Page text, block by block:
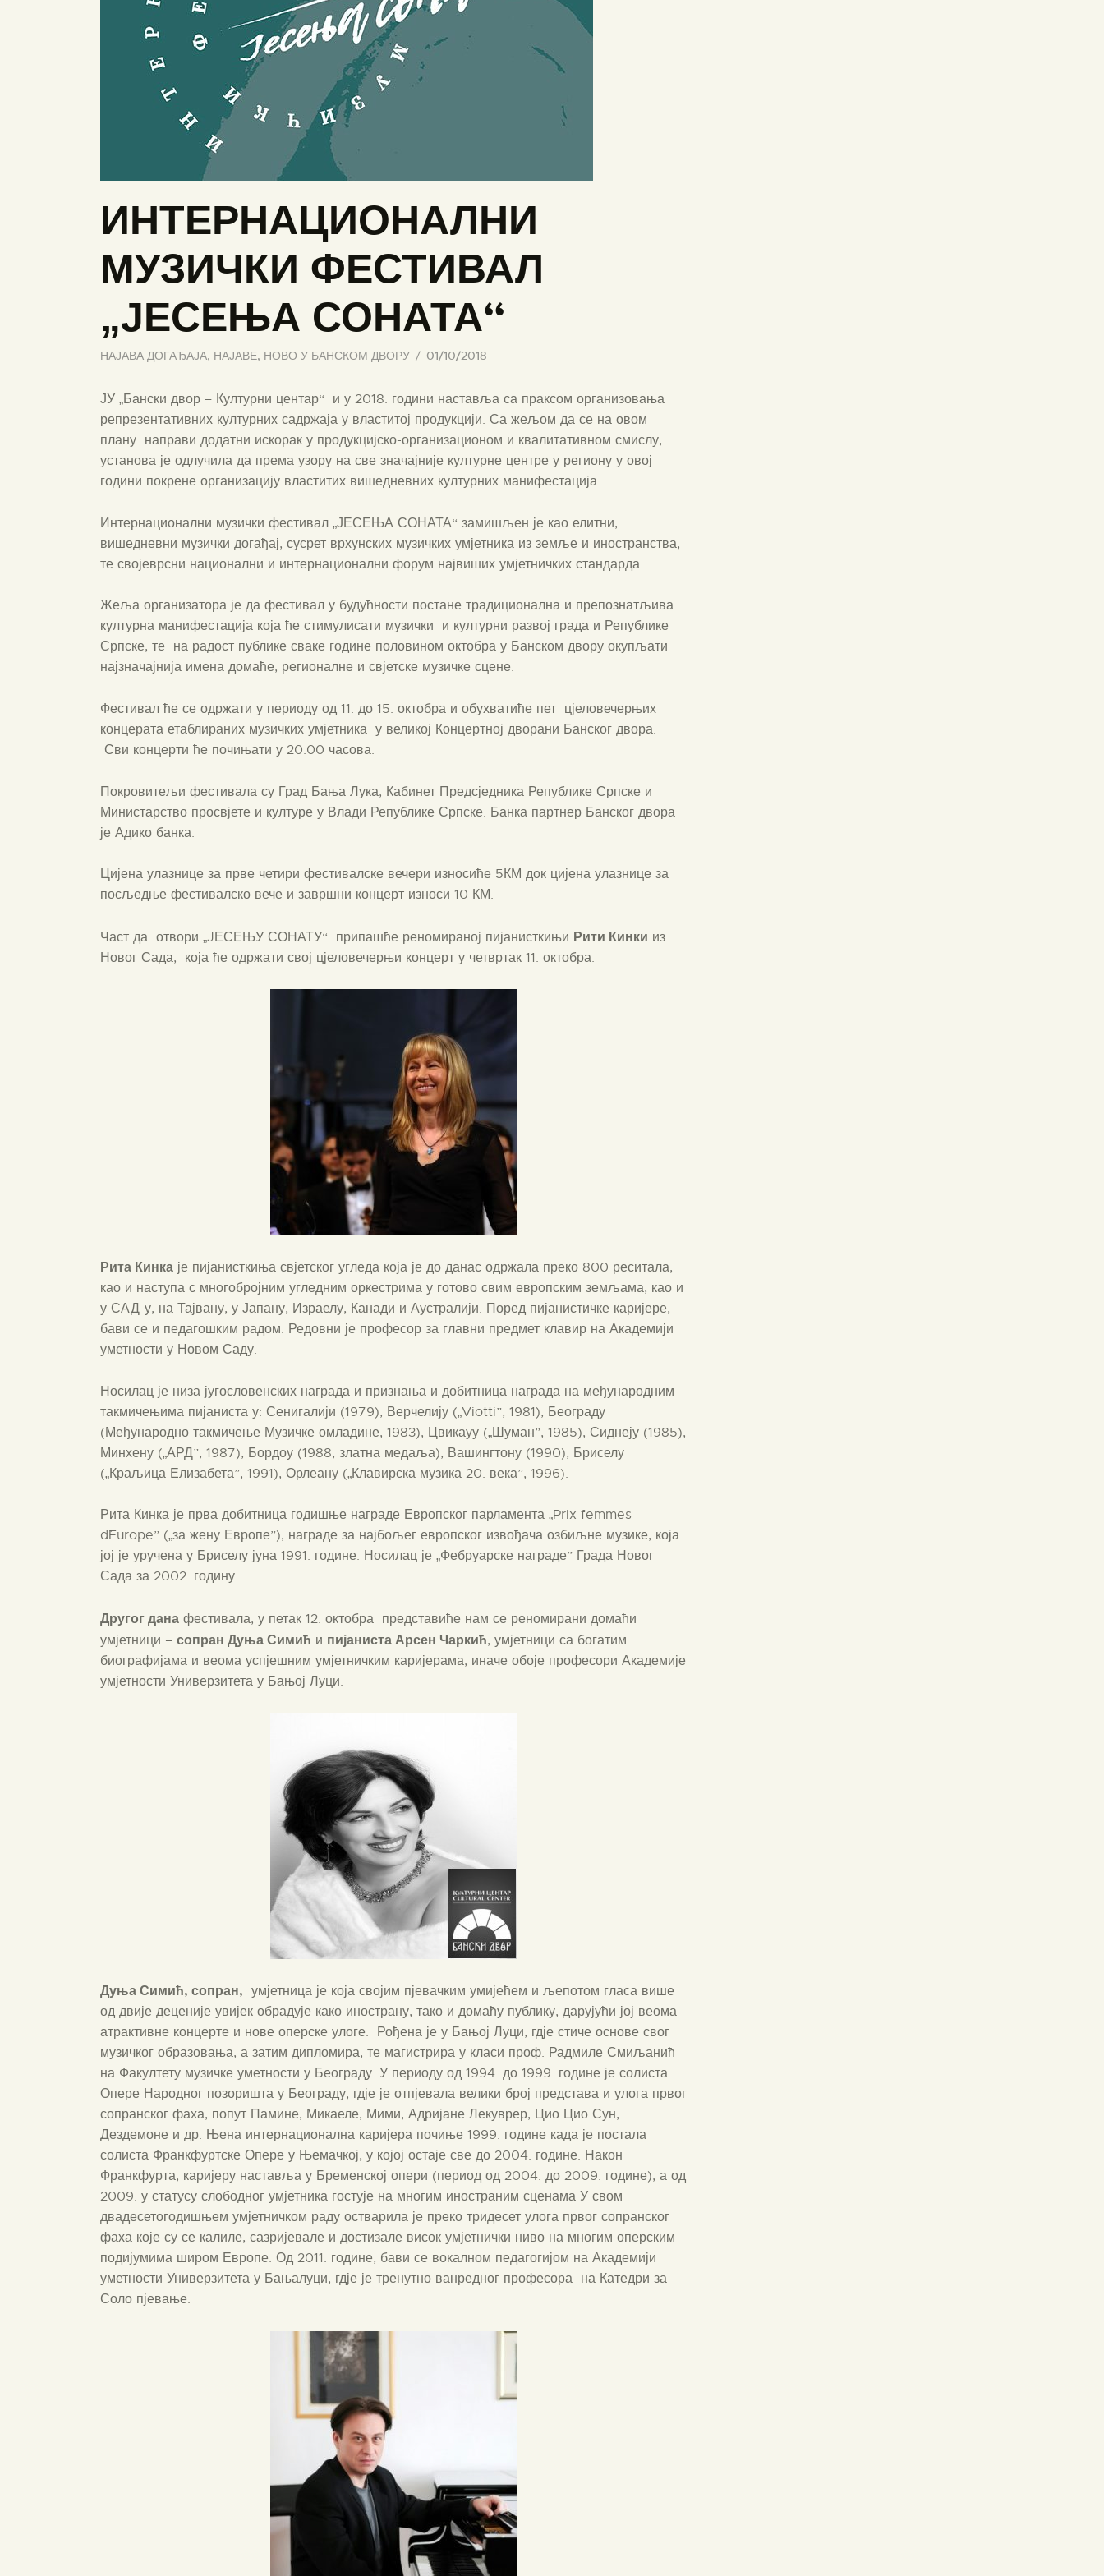
ИНТЕРНАЦИОНАЛНИ
МУЗИЧКИ ФЕСТИВАЛ
„ЈЕСЕЊА СОНАТА“
НАЈАВА ДОГАЂАЈА, НАЈАВЕ, НОВО У БАНСКОМ ДВОРУ 01/10/2018
ЈУ „Бански двор – Културни центар“ и у 2018. години наставља са праксом организовања
репрезентативних културних садржаја у властитој продукцији. Са жељом да се на овом
плану направи додатни искорак у продукцијско-организационом и квалитативном смислу,
установа је одлучила да према узору на све значајније културне центре у региону у овој
години покрене организацију властитих вишедневних културних манифестација.
Интернационални музички фестивал „ЈЕСЕЊА СОНАТА“ замишљен је као елитни,
вишедневни музички догађај, сусрет врхунских музичких умјетника из земље и иностранства,
те својеврсни национални и интернационални форум највиших умјетничких стандарда.
Жеља организатора је да фестивал у будућности постане традиционална и препознатљива
културна манифестација која ће стимулисати музички и културни развој града и Републике
Српске, те на радост публике сваке године половином октобра у Банском двору окупљати
најзначајнија имена домаће, регионалне и свјетске музичке сцене.
Фестивал ће се одржати у периоду од 11. до 15. октобра и обухватиће пет цјеловечерњих
концерата етаблираних музичких умјетника у великој Концертној дворани Банског двора.
Сви концерти ће почињати у 20.00 часова.
Покровитељи фестивала су Град Бања Лука, Кабинет Предсједника Републике Српске и
Министарство просвјете и културе у Влади Републике Српске. Банка партнер Банског двора
је Адико банка.
Цијена улазнице за прве четири фестивалске вечери износиће 5КМ док цијена улазнице за
посљедње фестивалско вече и завршни концерт износи 10 КМ.
Част да отвори „JЕСЕЊУ СОНАТУ“ припашће реномираноj пијанисткињи Рити Кинки из
Новог Сада, која ће одржати свој цјеловечерњи концерт у четвртак 11. октобра.
Рита Кинка је пијанисткиња свјетског угледа која је до данас одржала преко 800 реситала,
као и наступа с многобројним угледним оркестрима у готово свим европским земљама, као и
у САД-у, на Тајвану, у Јапану, Израелу, Канади и Аустралији. Поред пијанистичке каријере,
бави се и педагошким радом. Редовни је професор за главни предмет клавир на Академији
уметности у Новом Саду.
Носилац је низа југословенских награда и признања и добитница награда на међународним
такмичењима пијаниста у: Сенигалији (1979), Верчелију („Viotti”, 1981), Београду
(Међународно такмичење Музичке омладине, 1983), Цвикауу („Шуман”, 1985), Сиднеју (1985),
Минхену („АРД”, 1987), Бордоу (1988, златна медаља), Вашингтону (1990), Бриселу
(„Краљица Елизабета”, 1991), Орлеану („Клавирска музика 20. века”, 1996).
Рита Кинка је прва добитница годишње награде Европског парламента „Prix femmes
d`Europe” („за жену Европе”), награде за најбољег европског извођача озбиљне музике, која
јој је уручена у Бриселу јуна 1991. године. Носилац је „Фебруарске награде” Града Новог
Сада за 2002. годину.
Другог дана фестивала, у петак 12. октобра представиће нам се реномирани домаћи
умјетници – сопран Дуња Симић и пијаниста Арсен Чаркић, умјетници са богатим
биографијама и веома успјешним умјетничким каријерама, иначе обоје професори Академије
умјетности Универзитета у Бањој Луци.
Дуња Симић, сопран, умјетница је која својим пјевачким умијећем и љепотом гласа више
од двије деценије увијек обрадује како инострану, тако и домаћу публику, дарујући јој веома
атрактивне концерте и нове оперске улоге. Рођена је у Бањој Луци, гдје стиче основе свог
музичког образовања, а затим дипломира, те магистрира у класи проф. Радмиле Смиљанић
на Факултету музичке уметности у Београду. У периоду од 1994. до 1999. године је солиста
Опере Народног позоришта у Београду, гдје је отпјевала велики број представа и улога првог
сопранског фаха, попут Памине, Микаеле, Мими, Адријане Лекуврер, Цио Цио Сун,
Дездемоне и др. Њена интернационална каријера почиње 1999. године када је постала
солиста Франкфуртске Опере у Њемачкој, у којој остаје све до 2004. године. Након
Франкфурта, каријеру наставља у Бременској опери (период од 2004. до 2009. године), а од
2009. у статусу слободног умјетника гостује на многим иностраним сценама У свом
двадесетогодишњем умјетничком раду остварила је преко тридесет улога првог сопранског
фаха које су се калиле, сазријевале и достизале висок умјетнички ниво на многим оперским
подијумима широм Европе. Од 2011. године, бави се вокалном педагогијом на Академији
уметности Универзитета у Бањалуци, гдје је тренутно ванредног професора на Катедри за
Соло пјевање.